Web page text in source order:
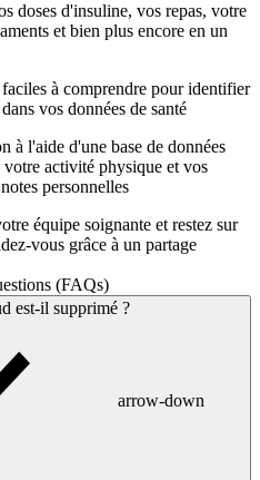
doses d'insuline, vos repas, votre
et bien plus encore en un
à comprendre pour identifier
vos données de santé
à l'aide d'une base de données
activité physique et vos
personnelles
équipe soignante et restez sur
vous grâce à un partage
(FAQs)
est-il supprimé ?
arrow-down